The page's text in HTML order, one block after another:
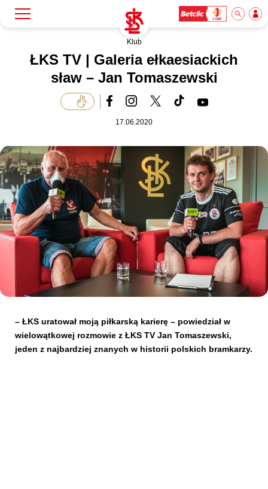
Klub
Akademia
Biznes
Dla mediów
Kibice
Klub
ŁKS TV | Galeria ełkaesiackich
sław – Jan Tomaszewski
17.06.2020
– ŁKS uratował moją piłkarską karierę – powiedział w
wielowątkowej rozmowie z ŁKS TV Jan Tomaszewski,
jeden z najbardziej znanych w historii polskich bramkarzy.